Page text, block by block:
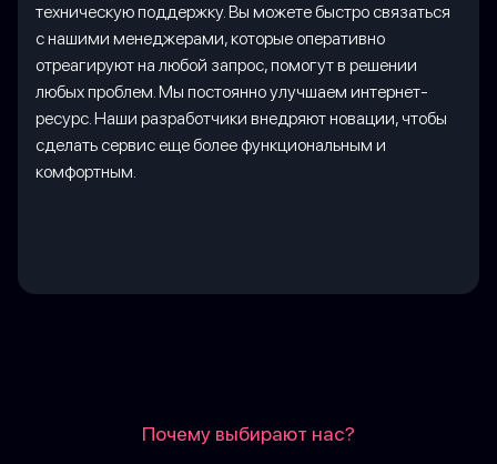
техническую поддержку. Вы можете быстро связаться
с нашими менеджерами, которые оперативно
отреагируют на любой запрос, помогут в решении
любых проблем. Мы постоянно улучшаем интернет-
ресурс. Наши разработчики внедряют новации, чтобы
сделать сервис еще более функциональным и
комфортным.
Почему выбирают нас?